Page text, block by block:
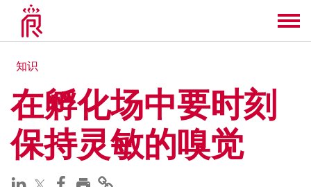
知识
在孵化场中要时刻
保持灵敏的嗅觉